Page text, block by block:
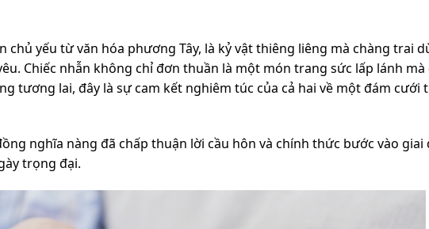
chủ yếu từ văn hóa phương Tây, là kỷ vật thiêng liêng mà chàng trai
Chiếc nhẫn không chỉ đơn thuần là một món trang sức lấp lánh mà
tương lai, đây là sự cam kết nghiêm túc của cả hai về một đám cưới
nghĩa nàng đã chấp thuận lời cầu hôn và chính thức bước vào giai
trọng đại.